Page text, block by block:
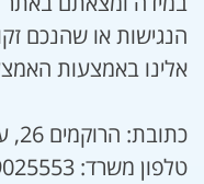
הנגישות או שהנכם
אלינו באמצעות
כתובת: הרוקמים 26, עזריאלי חולון
טלפון משרד: 03-9025553